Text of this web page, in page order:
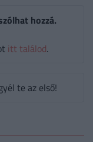
hozzá.
itt találod.
te az első!